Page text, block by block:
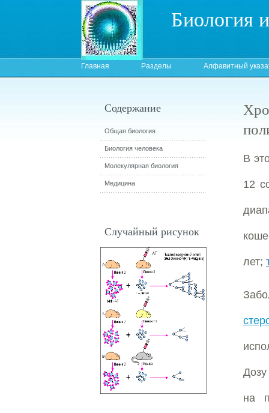
Биология
Главная Разделы Алфавитный
В
12
лет;
на
Содержание
Общая биология
Биология человека
Молекулярная биология
Медицина
Случайный рисунок